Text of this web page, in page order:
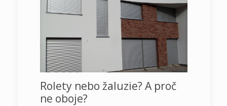
Rolety nebo žaluzie? A proč
ne oboje?